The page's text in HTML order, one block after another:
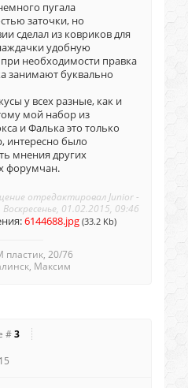
пугала
заточки, но
сделал из ковриков для
удобную
необходимости правка
занимают буквально
у всех разные, как и
мой набор из
и Фалька это только
интересно было
мнения других
форумчан.
отредактировал Junior-
Воскресенье, 01.02.2015, 09:46
6144688.jpg (33.2 Kb)
20/76
Максим
#3